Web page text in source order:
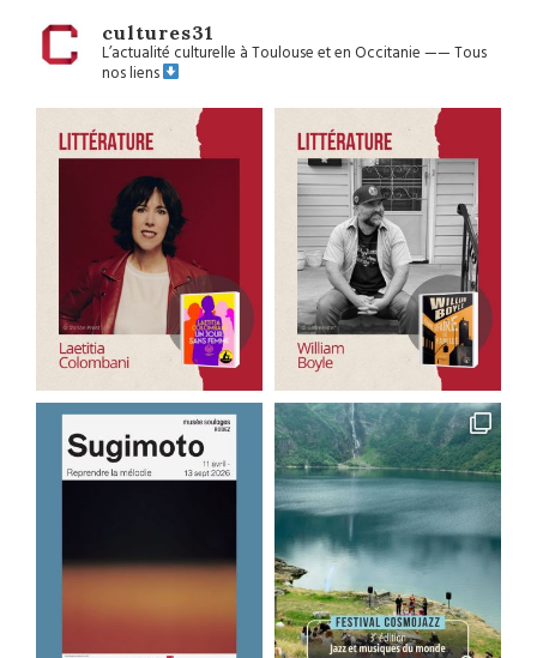
cultures31
L’actualité culturelle à Toulouse et en Occitanie——Tous
nos liens